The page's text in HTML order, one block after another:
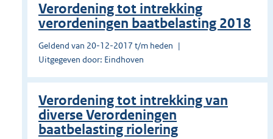
Verordening tot intrekking
verordeningen baatbelasting 2018
Geldend van 20-12-2017 t/m heden
Uitgegeven door: Eindhoven
Verordening tot intrekking van
diverse Verordeningen
baatbelasting riolering